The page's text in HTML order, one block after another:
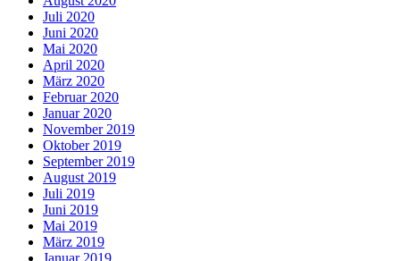
Juli 2020
Juni 2020
Mai 2020
April 2020
März 2020
Februar 2020
Januar 2020
November 2019
Oktober 2019
September 2019
August 2019
Juli 2019
Juni 2019
Mai 2019
März 2019